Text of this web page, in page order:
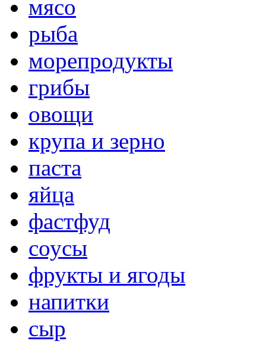
мясо
рыба
морепродукты
грибы
овощи
крупа и зерно
паста
яйца
фастфуд
соусы
фрукты и ягоды
напитки
сыр